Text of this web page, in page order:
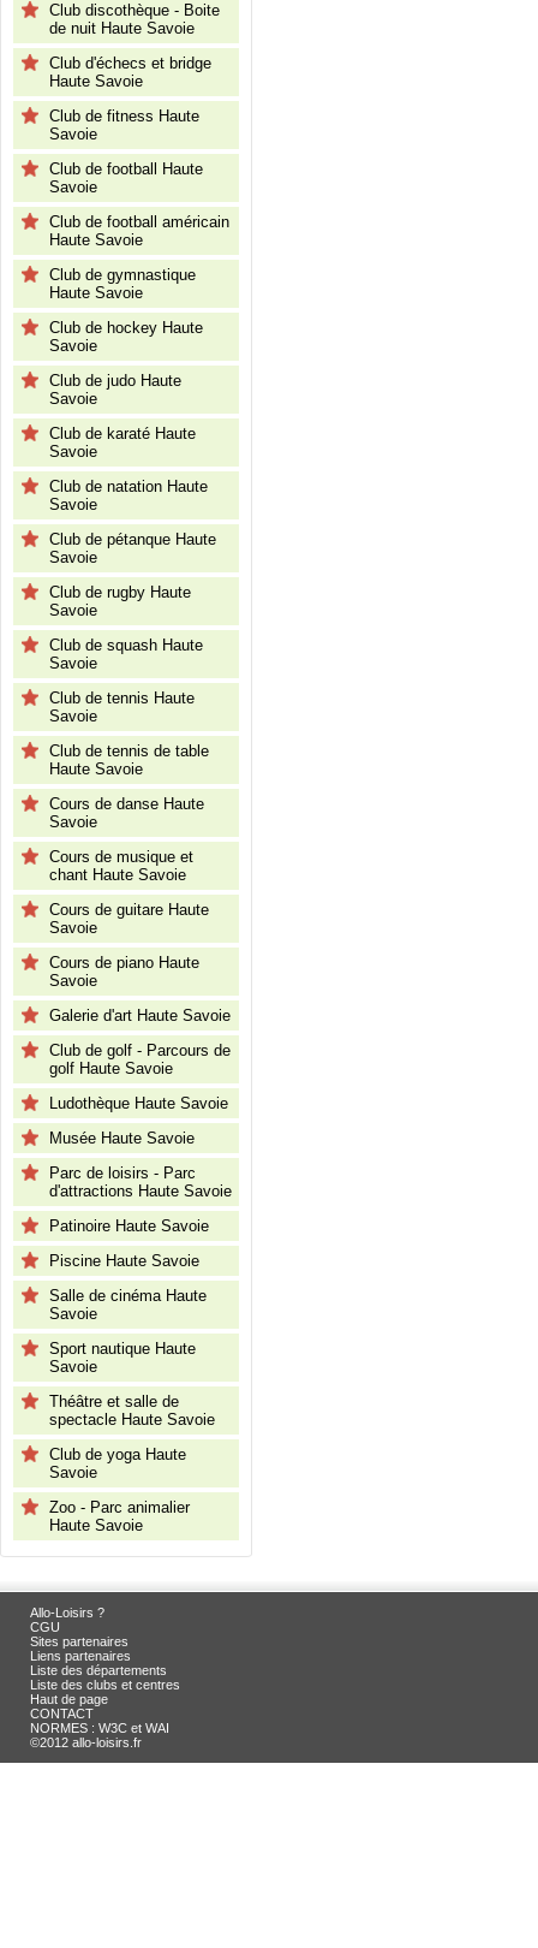
Club discothèque - Boite
de nuit Haute Savoie
Club d'échecs et bridge
Haute Savoie
Club de fitness Haute
Savoie
Club de football Haute
Savoie
Club de football américain
Haute Savoie
Club de gymnastique
Haute Savoie
Club de hockey Haute
Savoie
Club de judo Haute
Savoie
Club de karaté Haute
Savoie
Club de natation Haute
Savoie
Club de pétanque Haute
Savoie
Club de rugby Haute
Savoie
Club de squash Haute
Savoie
Club de tennis Haute
Savoie
Club de tennis de table
Haute Savoie
Cours de danse Haute
Savoie
Cours de musique et
chant Haute Savoie
Cours de guitare Haute
Savoie
Cours de piano Haute
Savoie
Galerie d'art Haute Savoie
Club de golf - Parcours de
golf Haute Savoie
Ludothèque Haute Savoie
Musée Haute Savoie
Parc de loisirs - Parc
d'attractions Haute Savoie
Patinoire Haute Savoie
Piscine Haute Savoie
Salle de cinéma Haute
Savoie
Sport nautique Haute
Savoie
Théâtre et salle de
spectacle Haute Savoie
Club de yoga Haute
Savoie
Zoo - Parc animalier
Haute Savoie
Allo-Loisirs ?
CGU
Sites partenaires
Liens partenaires
Liste des départements
Liste des clubs et centres
Haut de page
CONTACT
NORMES : W3C et WAI
©2012 allo-loisirs.fr